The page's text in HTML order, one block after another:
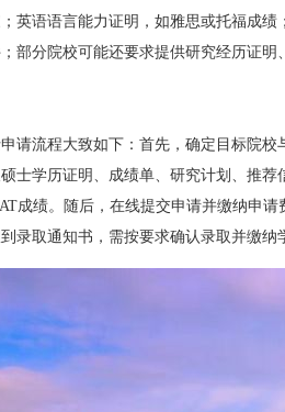
英语语言能力证明，如雅思或托福成
部分院校可能还要求提供研究经历证明
请流程大致如下：首先，确定目标院
士学历证明、成绩单、研究计划、推
成绩。随后，在线提交申请并缴纳申请
录取通知书，需按要求确认录取并缴纳